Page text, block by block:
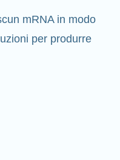
mRNA in modo
per produrre